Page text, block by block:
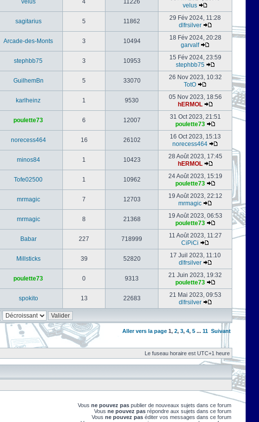
velus 4 11226
velus
sagitarius 5 11862
29 Fév 2024, 11:28
dlfrsilver
Arcade-des-Monts 3 10494
18 Fév 2024, 20:28
garvalf
stephbb75 3 10953
15 Fév 2024, 23:59
stephbb75
GuilhemBn 5 33070
26 Nov 2023, 10:32
TotO
karlheinz 1 9530
05 Nov 2023, 18:56
hERMOL
poulette73 6 12007
31 Oct 2023, 21:51
poulette73
norecess464 16 26102
16 Oct 2023, 15:13
norecess464
minos84 1 10423
28 Août 2023, 17:45
hERMOL
Tofe02500 1 10962
24 Août 2023, 15:19
poulette73
mrmagic 7 12703
19 Août 2023, 22:12
mrmagic
mrmagic 8 21368
19 Août 2023, 06:53
poulette73
Babar 227 718999
11 Août 2023, 11:27
CiPiCi
Millsticks 39 52820
17 Juil 2023, 11:10
dlfrsilver
poulette73 0 9313
21 Juin 2023, 19:32
poulette73
spokito 13 22683
21 Mai 2023, 09:53
dlfrsilver
Aller vers la page 1, 2, 3, 4, 5 ... 11 Suivant
Le fuseau horaire est UTC+1 heure
Vous ne pouvez pas publier de nouveaux sujets dans ce forum
Vous ne pouvez pas répondre aux sujets dans ce forum
Vous ne pouvez pas éditer vos messages dans ce forum